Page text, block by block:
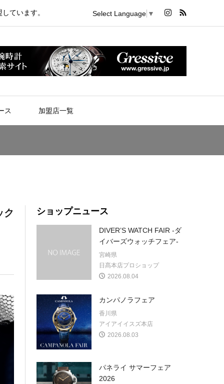
ています。 Select Language ▼
ス 加盟店一覧
ク
ショップニュース
DIVER’S WATCH FAIR -ダ
イバーズウォッチフェア-
宮崎県
日髙本店プロショップ
2026.08.04
カンパノラフェア
香川県
アイアイイスズ本店
2026.08.03
パネライ サマーフェア
2026